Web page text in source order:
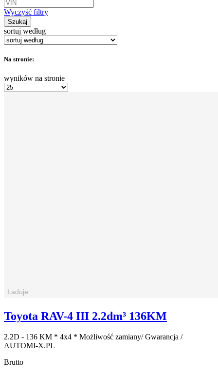
Wyczyść filtry
Szukaj
sortuj według
Na stronie:
wyników na stronie
Toyota RAV-4 III 2.2dm³ 136KM
2.2D - 136 KM * 4x4 * Możliwość zamiany/ Gwarancja /
AUTOMI-X.PL
Brutto